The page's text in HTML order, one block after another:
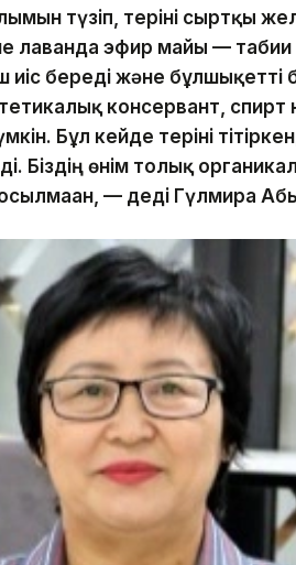
түзіп, теріні сыртқы
лаванда эфир майы — табиғи
береді және бұлшықетті
консервант, спирт
Бұл кейде теріні
Біздің өнім толық
— деді Гүлмира